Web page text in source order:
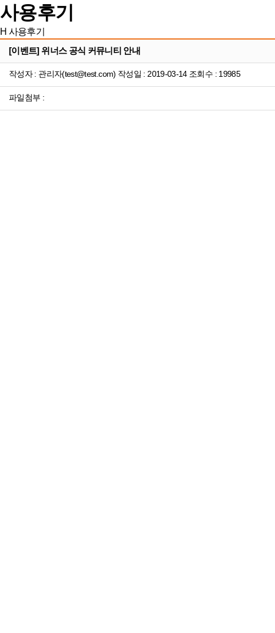
사용후기
H 사용후기
[이벤트] 위너스 공식 커뮤니티 안내
작성자 : 관리자(test@test.com) 작성일 : 2019-03-14 조회수 : 19985
파일첨부 :